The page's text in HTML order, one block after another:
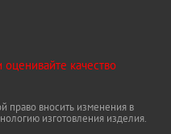
право вносить изменения в
изготовления изделия.